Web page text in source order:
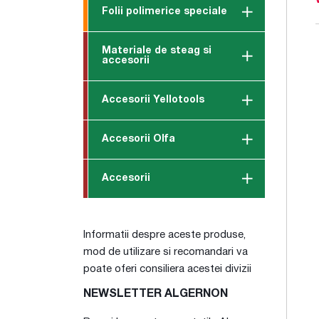
Folii polimerice speciale
Materiale de steag si
accesorii
Accesorii Yellotools
Accesorii Olfa
Accesorii
Informatii despre aceste produse,
mod de utilizare si recomandari va
poate oferi consiliera acestei divizii
NEWSLETTER ALGERNON